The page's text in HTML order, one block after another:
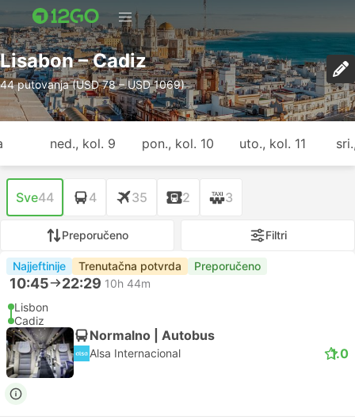
Lisabon – Cadiz
44 putovanja (USD 78 – USD 1069)
ned., kol. 9 pon., kol. 10 uto., kol. 11
Sve44 4 35 2 3
Preporučeno Filtri
Najjeftinije Trenutačna potvrda Preporučeno
10:45 22:29 10h 44m
Lisbon
Cadiz
Normalno | Autobus
Alsa Internacional 1.0